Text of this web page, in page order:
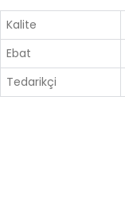
Kalite
Ebat
Tedarikçi